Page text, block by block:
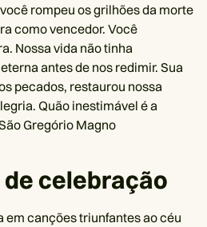
rompeu os grilhões da morte
como vencedor. Você
Nossa vida não tinha
antes de nos redimir. Sua
pecados, restaurou nossa
Quão inestimável é a
Gregório Magno
celebração
em canções triunfantes ao céu